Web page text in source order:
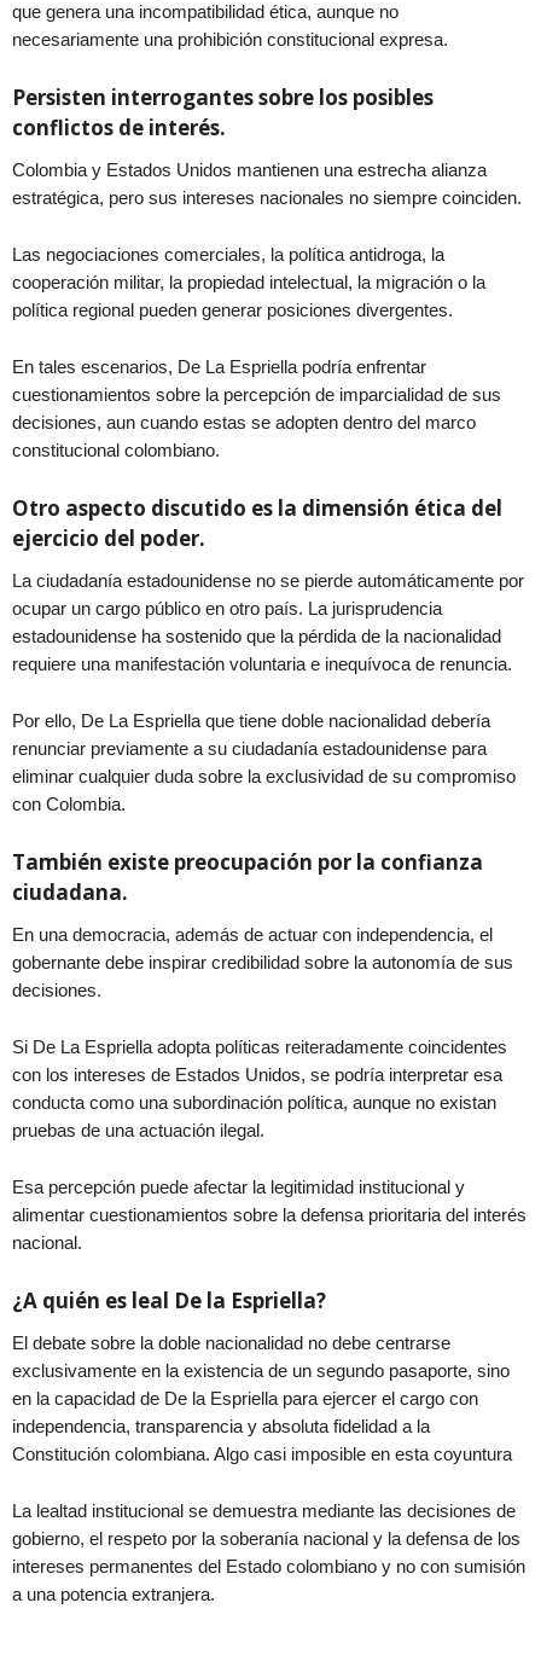
que genera una incompatibilidad ética, aunque no
necesariamente una prohibición constitucional expresa.
Persisten interrogantes sobre los posibles
conflictos de interés.
Colombia y Estados Unidos mantienen una estrecha alianza
estratégica, pero sus intereses nacionales no siempre coinciden.
Las negociaciones comerciales, la política antidroga, la
cooperación militar, la propiedad intelectual, la migración o la
política regional pueden generar posiciones divergentes.
En tales escenarios, De La Espriella podría enfrentar
cuestionamientos sobre la percepción de imparcialidad de sus
decisiones, aun cuando estas se adopten dentro del marco
constitucional colombiano.
Otro aspecto discutido es la dimensión ética del
ejercicio del poder.
La ciudadanía estadounidense no se pierde automáticamente por
ocupar un cargo público en otro país. La jurisprudencia
estadounidense ha sostenido que la pérdida de la nacionalidad
requiere una manifestación voluntaria e inequívoca de renuncia.
Por ello, De La Espriella que tiene doble nacionalidad debería
renunciar previamente a su ciudadanía estadounidense para
eliminar cualquier duda sobre la exclusividad de su compromiso
con Colombia.
También existe preocupación por la confianza
ciudadana.
En una democracia, además de actuar con independencia, el
gobernante debe inspirar credibilidad sobre la autonomía de sus
decisiones.
Si De La Espriella adopta políticas reiteradamente coincidentes
con los intereses de Estados Unidos, se podría interpretar esa
conducta como una subordinación política, aunque no existan
pruebas de una actuación ilegal.
Esa percepción puede afectar la legitimidad institucional y
alimentar cuestionamientos sobre la defensa prioritaria del interés
nacional.
¿A quién es leal De la Espriella?
El debate sobre la doble nacionalidad no debe centrarse
exclusivamente en la existencia de un segundo pasaporte, sino
en la capacidad de De la Espriella para ejercer el cargo con
independencia, transparencia y absoluta fidelidad a la
Constitución colombiana. Algo casi imposible en esta coyuntura
La lealtad institucional se demuestra mediante las decisiones de
gobierno, el respeto por la soberanía nacional y la defensa de los
intereses permanentes del Estado colombiano y no con sumisión
a una potencia extranjera.